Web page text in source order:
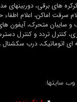
های برقی، دوربینهای
سرقت اماکن، اعلام
سایبان متحرک، آیفون
کنترل تردد و کنترل
ای اتوماتیک، درب
وب سایتها: